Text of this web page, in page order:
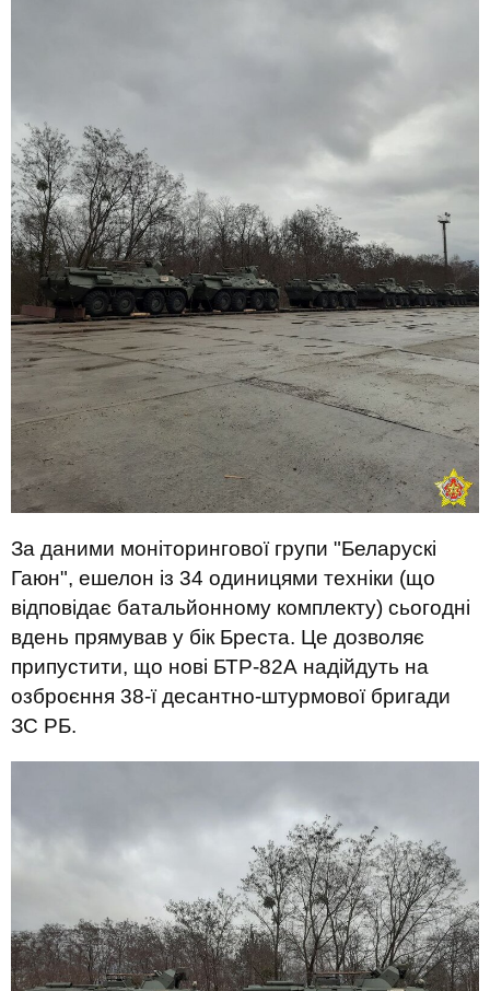
За даними моніторингової групи "Беларускі
Гаюн", ешелон із 34 одиницями техніки (що
відповідає батальйонному комплекту) сьогодні
вдень прямував у бік Бреста. Це дозволяє
припустити, що нові БТР-82А надійдуть на
озброєння 38-ї десантно-штурмової бригади
ЗС РБ.